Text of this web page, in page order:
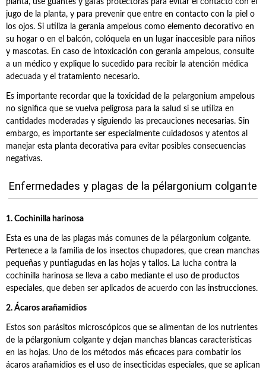
planta, use guantes y gafas protectoras para evitar el contacto con el
jugo de la planta, y para prevenir que entre en contacto con la piel o
los ojos. Si utiliza la gerania ampelous como elemento decorativo en
su hogar o en el balcón, colóquela en un lugar inaccesible para niños
y mascotas. En caso de intoxicación con gerania ampelous, consulte
a un médico y explique lo sucedido para recibir la atención médica
adecuada y el tratamiento necesario.
Es importante recordar que la toxicidad de la pelargonium ampelous
no significa que se vuelva peligrosa para la salud si se utiliza en
cantidades moderadas y siguiendo las precauciones necesarias. Sin
embargo, es importante ser especialmente cuidadosos y atentos al
manejar esta planta decorativa para evitar posibles consecuencias
negativas.
Enfermedades y plagas de la pélargonium colgante
1. Cochinilla harinosa
Esta es una de las plagas más comunes de la pélargonium colgante.
Pertenece a la familia de los insectos chupadores, que crean manchas
pequeñas y puntiagudas en las hojas y tallos. La lucha contra la
cochinilla harinosa se lleva a cabo mediante el uso de productos
especiales, que deben ser aplicados de acuerdo con las instrucciones.
2. Ácaros arañamidios
Estos son parásitos microscópicos que se alimentan de los nutrientes
de la pélargonium colgante y dejan manchas blancas características
en las hojas. Uno de los métodos más eficaces para combatir los
ácaros arañamidios es el uso de insecticidas especiales, que se aplican